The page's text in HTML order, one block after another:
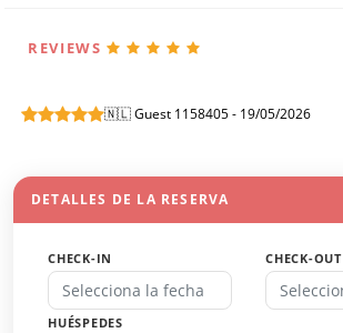
REVIEWS
🇳🇱 Guest 1158405 - 19/05/2026
DETALLES DE LA RESERVA
CHECK-IN CHECK-OUT
HUÉSPEDES